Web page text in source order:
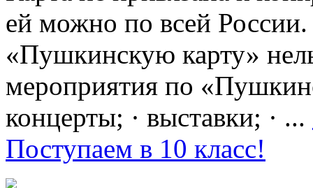
ей можно по всей
«Пушкинскую карту»
мероприятия по
концерты; · выставки; · ...
Поступаем в 10 класс!